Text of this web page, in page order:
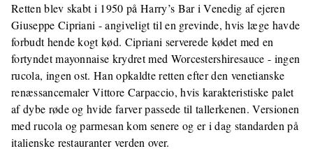
Retten blev skabt i 1950 på Harry’s Bar i Venedig af ejeren
Giuseppe Cipriani - angiveligt til en grevinde, hvis læge havde
forbudt hende kogt kød. Cipriani serverede kødet med en
fortyndet mayonnaise krydret med Worcestershiresauce - ingen
rucola, ingen ost. Han opkaldte retten efter den venetianske
renæssancemaler Vittore Carpaccio, hvis karakteristiske palet
af dybe røde og hvide farver passede til tallerkenen. Versionen
med rucola og parmesan kom senere og er i dag standarden på
italienske restauranter verden over.